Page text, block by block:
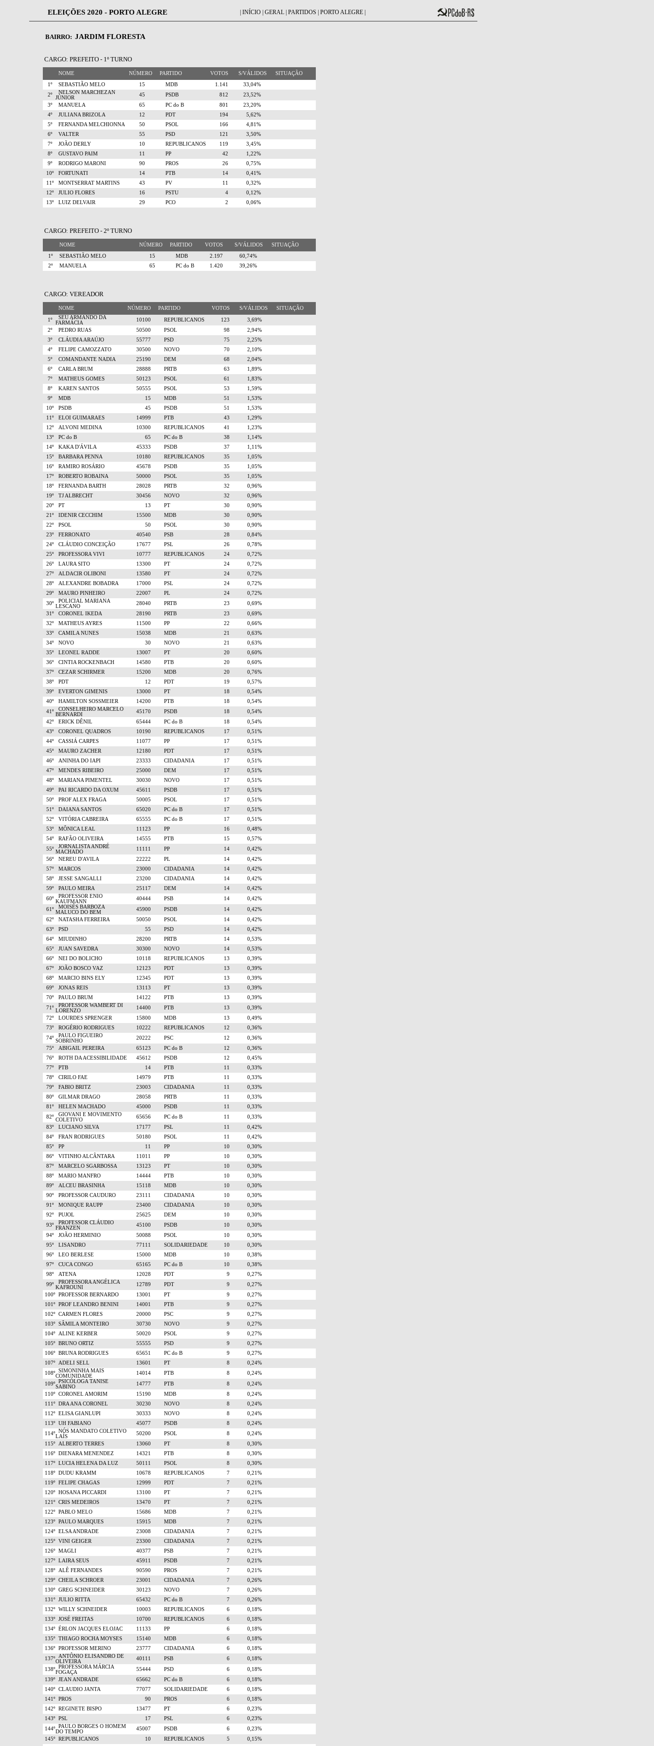
ELEIÇÕES 2020 - PORTO ALEGRE INÍCIO GERAL PARTIDOS PORTO ALEGRE
BAIRRO: JARDIM FLORESTA
CARGO: PREFEITO - 1º TURNO
NOME NÚMERO PARTIDO VOTOS S/VÁLIDOS SITUAÇÃO
1º SEBASTIÃO MELO 15 MDB 1.141
33,04%
2º
NELSON MARCHEZAN
JÚNIOR
45 PSDB 812
23,52%
3º
MANUELA 65 PC do B 801
23,20%
4º
JULIANA BRIZOLA 12 PDT 194
5,62%
5º
FERNANDA MELCHIONNA 50 PSOL 166
4,81%
6º
VALTER 55 PSD 121
3,50%
7º
JOÃO DERLY 10 REPUBLICANOS 119
3,45%
8º
GUSTAVO PAIM 11 PP 42
1,22%
9º
RODRIGO MARONI 90 PROS 26
0,75%
10º
FORTUNATI 14 PTB 14
0,41%
11º
MONTSERRAT MARTINS 43 PV 11
0,32%
12º
JULIO FLORES 16 PSTU 4
0,12%
13º
LUIZ DELVAIR 29 PCO 2 0,06%
CARGO: PREFEITO - 2º TURNO
NOME NÚMERO PARTIDO VOTOS S/VÁLIDOS SITUAÇÃO
1º SEBASTIÃO MELO 15 MDB 2.197
60,74%
2º
MANUELA 65 PC do B 1.420 39,26%
CARGO: VEREADOR
NOME NÚMERO PARTIDO VOTOS S/VÁLIDOS SITUAÇÃO
1º
SEU ARMANDO DA
FARMÁCIA
10100 REPUBLICANOS 123
3,69%
2º
PEDRO RUAS 50500 PSOL 98
2,94%
3º
CLÁUDIA ARAÚJO 55777 PSD 75
2,25%
4º
FELIPE CAMOZZATO 30500 NOVO 70
2,10%
5º
COMANDANTE NADIA 25190 DEM 68
2,04%
6º
CARLA BRUM 28888 PRTB 63
1,89%
7º
MATHEUS GOMES 50123 PSOL 61
1,83%
8º
KAREN SANTOS 50555 PSOL 53
1,59%
9º
MDB 15 MDB 51
1,53%
10º
PSDB 45 PSDB 51
1,53%
11º
ELOI GUIMARAES 14999 PTB 43
1,29%
12º
ALVONI MEDINA 10300 REPUBLICANOS 41
1,23%
13º
PC do B 65 PC do B 38
1,14%
14º
KAKA D'ÁVILA 45333 PSDB 37
1,11%
15º
BARBARA PENNA 10180 REPUBLICANOS 35
1,05%
16º
RAMIRO ROSÁRIO 45678 PSDB 35
1,05%
17º
ROBERTO ROBAINA 50000 PSOL 35
1,05%
18º
FERNANDA BARTH 28028 PRTB 32
0,96%
19º
TJ ALBRECHT 30456 NOVO 32
0,96%
20º
PT 13 PT 30
0,90%
21º
IDENIR CECCHIM 15500 MDB 30
0,90%
22º
PSOL 50 PSOL 30
0,90%
23º
FERRONATO 40540 PSB 28
0,84%
24º
CLÁUDIO CONCEIÇÃO 17677 PSL 26
0,78%
25º
PROFESSORA VIVI 10777 REPUBLICANOS 24
0,72%
26º
LAURA SITO 13300 PT 24
0,72%
27º
ALDACIR OLIBONI 13580 PT 24
0,72%
28º
ALEXANDRE BOBADRA 17000 PSL 24
0,72%
29º
MAURO PINHEIRO 22007 PL 24
0,72%
30º
POLICIAL MARIANA
LESCANO
28040 PRTB 23
0,69%
31º
CORONEL IKEDA 28190 PRTB 23
0,69%
32º
MATHEUS AYRES 11500 PP 22
0,66%
33º
CAMILA NUNES 15038 MDB 21
0,63%
34º
NOVO 30 NOVO 21
0,63%
35º
LEONEL RADDE 13007 PT 20
0,60%
36º
CINTIA ROCKENBACH 14580 PTB 20
0,60%
37º
CEZAR SCHIRMER 15200 MDB 20
0,76%
38º
PDT 12 PDT 19
0,57%
39º
EVERTON GIMENIS 13000 PT 18
0,54%
40º
HAMILTON SOSSMEIER 14200 PTB 18
0,54%
41º
CONSELHEIRO MARCELO
BERNARDI
45170 PSDB 18
0,54%
42º
ERICK DÊNIL 65444 PC do B 18
0,54%
43º
CORONEL QUADROS 10190 REPUBLICANOS 17
0,51%
44º
CASSIÁ CARPES 11077 PP 17
0,51%
45º
MAURO ZACHER 12180 PDT 17
0,51%
46º
ANINHA DO IAPI 23333 CIDADANIA 17
0,51%
47º
MENDES RIBEIRO 25000 DEM 17
0,51%
48º
MARIANA PIMENTEL 30030 NOVO 17
0,51%
49º
PAI RICARDO DA OXUM 45611 PSDB 17
0,51%
50º
PROF ALEX FRAGA 50005 PSOL 17
0,51%
51º
DAIANA SANTOS 65020 PC do B 17
0,51%
52º
VITÓRIA CABREIRA 65555 PC do B 17
0,51%
53º
MÔNICA LEAL 11123 PP 16
0,48%
54º
RAFÃO OLIVEIRA 14555 PTB 15
0,57%
55º
JORNALISTA ANDRÉ
MACHADO
11111 PP 14
0,42%
56º
NEREU D'AVILA 22222 PL 14
0,42%
57º
MARCOS 23000 CIDADANIA 14
0,42%
58º
JESSE SANGALLI 23200 CIDADANIA 14
0,42%
59º
PAULO MEIRA 25117 DEM 14
0,42%
60º
PROFESSOR ENIO
KAUFMANN
40444 PSB 14
0,42%
61º
MOISÉS BARBOZA
MALUCO DO BEM
45900 PSDB 14
0,42%
62º
NATASHA FERREIRA 50050 PSOL 14
0,42%
63º
PSD 55 PSD 14
0,42%
64º
MIUDINHO 28200 PRTB 14
0,53%
65º
JUAN SAVEDRA 30300 NOVO 14
0,53%
66º
NEI DO BOLICHO 10118 REPUBLICANOS 13
0,39%
67º
JOÃO BOSCO VAZ 12123 PDT 13
0,39%
68º
MARCIO BINS ELY 12345 PDT 13
0,39%
69º
JONAS REIS 13113 PT 13
0,39%
70º
PAULO BRUM 14122 PTB 13
0,39%
71º
PROFESSOR WAMBERT DI
LORENZO
14400 PTB 13
0,39%
72º
LOURDES SPRENGER 15800 MDB 13
0,49%
73º
ROGÉRIO RODRIGUES 10222 REPUBLICANOS 12
0,36%
74º
PAULO FIGUEIRO
SOBRINHO
20222 PSC 12
0,36%
75º
ABIGAIL PEREIRA 65123 PC do B 12
0,36%
76º
ROTH DA ACESSIBILIDADE 45612 PSDB 12
0,45%
77º
PTB 14 PTB 11
0,33%
78º
CIRILO FAE 14979 PTB 11
0,33%
79º
FABIO BRITZ 23003 CIDADANIA 11
0,33%
80º
GILMAR DRAGO 28058 PRTB 11
0,33%
81º
HELEN MACHADO 45000 PSDB 11
0,33%
82º
GIOVANI E MOVIMENTO
COLETIVO
65656 PC do B 11
0,33%
83º
LUCIANO SILVA 17177 PSL 11
0,42%
84º
FRAN RODRIGUES 50180 PSOL 11
0,42%
85º
PP 11 PP 10
0,30%
86º
VITINHO ALCÂNTARA 11011 PP 10
0,30%
87º
MARCELO SGARBOSSA 13123 PT 10
0,30%
88º
MARIO MANFRO 14444 PTB 10
0,30%
89º
ALCEU BRASINHA 15118 MDB 10
0,30%
90º
PROFESSOR CAUDURO 23111 CIDADANIA 10
0,30%
91º
MONIQUE RAUPP 23400 CIDADANIA 10
0,30%
92º
PUJOL 25625 DEM 10
0,30%
93º
PROFESSOR CLÁUDIO
FRANZEN
45100 PSDB 10
0,30%
94º
JOÃO HERMINIO 50088 PSOL 10
0,30%
95º
LISANDRO 77111 SOLIDARIEDADE 10
0,30%
96º
LEO BERLESE 15000 MDB 10
0,38%
97º
CUCA CONGO 65165 PC do B 10
0,38%
98º
ATENA 12028 PDT 9
0,27%
99º
PROFESSORA ANGÉLICA
KAFROUNI
12789 PDT 9
0,27%
100º PROFESSOR BERNARDO 13001 PT 9
0,27%
101º PROF LEANDRO BENINI 14001 PTB 9
0,27%
102º CARMEN FLORES 20000 PSC 9
0,27%
103º SÂMILA MONTEIRO 30730 NOVO 9
0,27%
104º ALINE KERBER 50020 PSOL 9
0,27%
105º BRUNO ORTIZ 55555 PSD 9
0,27%
106º BRUNA RODRIGUES 65651 PC do B 9
0,27%
107º ADELI SELL 13601 PT 8
0,24%
108º SIMONINHA MAIS
COMUNIDADE
14014 PTB 8
0,24%
109º PSICÓLOGA TANISE
SABINO
14777 PTB 8
0,24%
110º CORONEL AMORIM 15190 MDB 8
0,24%
111º DRA ANA CORONEL 30230 NOVO 8
0,24%
112º ELISA GIANLUPI 30333 NOVO 8
0,24%
113º UH FABIANO 45077 PSDB 8
0,24%
114º NÓS MANDATO COLETIVO
LAÍS
50200 PSOL 8
0,24%
115º ALBERTO TERRES 13060 PT 8
0,30%
116º DIENARA MENENDEZ 14321 PTB 8
0,30%
117º LUCIA HELENA DA LUZ 50111 PSOL 8
0,30%
118º DUDU KRAMM 10678 REPUBLICANOS 7
0,21%
119º FELIPE CHAGAS 12999 PDT 7
0,21%
120º HOSANA PICCARDI 13100 PT 7
0,21%
121º CRIS MEDEIROS 13470 PT 7
0,21%
122º PABLO MELO 15686 MDB 7
0,21%
123º PAULO MARQUES 15915 MDB 7
0,21%
124º ELSA ANDRADE 23008 CIDADANIA 7
0,21%
125º VINI GEIGER 23300 CIDADANIA 7
0,21%
126º MAGLI 40377 PSB 7
0,21%
127º LAIRA SEUS 45911 PSDB 7
0,21%
128º ALÊ FERNANDES 90590 PROS 7
0,21%
129º CHEILA SCHROER 23001 CIDADANIA 7
0,26%
130º GREG SCHNEIDER 30123 NOVO 7
0,26%
131º JULIO RITTA 65432 PC do B 7
0,26%
132º WILLY SCHNEIDER 10003 REPUBLICANOS 6
0,18%
133º JOSÉ FREITAS 10700 REPUBLICANOS 6
0,18%
134º ÉRLON JACQUES ELOJAC 11133 PP 6
0,18%
135º THIAGO ROCHA MOYSES 15140 MDB 6
0,18%
136º PROFESSOR MERINO 23777 CIDADANIA 6
0,18%
137º ANTÔNIO ELISANDRO DE
OLIVEIRA
40111 PSB 6
0,18%
138º PROFESSORA MÁRCIA
FOGAÇA
55444 PSD 6
0,18%
139º JEAN ANDRADE 65662 PC do B 6
0,18%
140º CLAUDIO JANTA 77077 SOLIDARIEDADE 6
0,18%
141º PROS 90 PROS 6
0,18%
142º REGINETE BISPO 13477 PT 6
0,23%
143º PSL 17 PSL 6
0,23%
144º PAULO BORGES O HOMEM
DO TEMPO
45007 PSDB 6
0,23%
145º REPUBLICANOS 10 REPUBLICANOS 5 0,15%